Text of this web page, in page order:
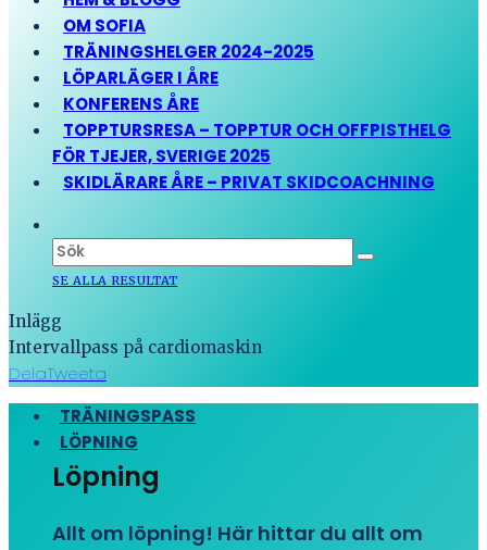
OM SOFIA
TRÄNINGSHELGER 2024-2025
LÖPARLÄGER I ÅRE
KONFERENS ÅRE
TOPPTURSRESA – TOPPTUR OCH OFFPISTHELG
FÖR TJEJER, SVERIGE 2025
SKIDLÄRARE ÅRE – PRIVAT SKIDCOACHNING
SE ALLA RESULTAT
Inlägg
Intervallpass på cardiomaskin
DelaTweeta
TRÄNINGSPASS
LÖPNING
Löpning
Allt om löpning! Här hittar du allt om